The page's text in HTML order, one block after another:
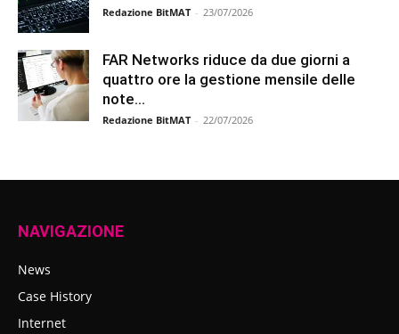
Redazione BitMAT - 23/07/2026
FAR Networks riduce da due giorni a
quattro ore la gestione mensile delle
note...
Redazione BitMAT - 22/07/2026
NAVIGAZIONE
News
Case History
Internet